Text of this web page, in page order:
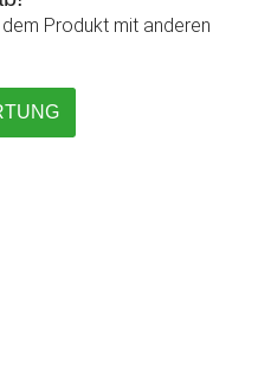
Produkt mit anderen